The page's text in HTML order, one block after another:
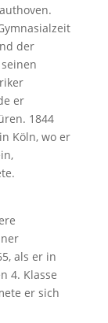
der
er
1844
Köln, wo er
als er in
4. Klasse
er sich